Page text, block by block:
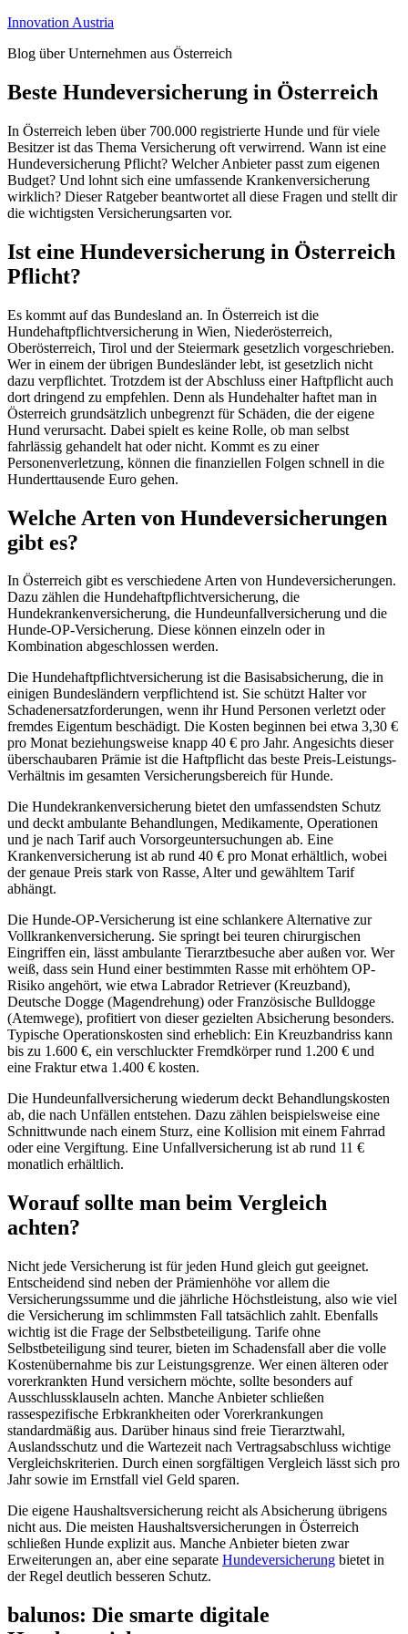
Zum
springen
Innovation Austria
Blog über Unternehmen aus Österreich
Beste Hundeversicherung in Österreich
In Österreich leben über 700.000 registrierte Hunde und für viele
Besitzer ist das Thema Versicherung oft verwirrend. Wann ist eine
Hundeversicherung Pflicht? Welcher Anbieter passt zum eigenen
Budget? Und lohnt sich eine umfassende Krankenversicherung
wirklich? Dieser Ratgeber beantwortet all diese Fragen und stellt dir
die wichtigsten Versicherungsarten vor.
Ist eine Hundeversicherung in Österreich
Pflicht?
Es kommt auf das Bundesland an. In Österreich ist die
Hundehaftpflichtversicherung in Wien, Niederösterreich,
Oberösterreich, Tirol und der Steiermark gesetzlich vorgeschrieben.
Wer in einem der übrigen Bundesländer lebt, ist gesetzlich nicht
dazu verpflichtet. Trotzdem ist der Abschluss einer Haftpflicht auch
dort dringend zu empfehlen. Denn als Hundehalter haftet man in
Österreich grundsätzlich unbegrenzt für Schäden, die der eigene
Hund verursacht. Dabei spielt es keine Rolle, ob man selbst
fahrlässig gehandelt hat oder nicht. Kommt es zu einer
Personenverletzung, können die finanziellen Folgen schnell in die
Hunderttausende Euro gehen.
Welche Arten von Hundeversicherungen
gibt es?
In Österreich gibt es verschiedene Arten von Hundeversicherungen.
Dazu zählen die Hundehaftpflichtversicherung, die
Hundekrankenversicherung, die Hundeunfallversicherung und die
Hunde-OP-Versicherung. Diese können einzeln oder in
Kombination abgeschlossen werden.
Die Hundehaftpflichtversicherung ist die Basisabsicherung, die in
einigen Bundesländern verpflichtend ist. Sie schützt Halter vor
Schadenersatzforderungen, wenn ihr Hund Personen verletzt oder
fremdes Eigentum beschädigt. Die Kosten beginnen bei etwa 3,30 €
pro Monat beziehungsweise knapp 40 € pro Jahr. Angesichts dieser
überschaubaren Prämie ist die Haftpflicht das beste Preis-Leistungs-
Verhältnis im gesamten Versicherungsbereich für Hunde.
Die Hundekrankenversicherung bietet den umfassendsten Schutz
und deckt ambulante Behandlungen, Medikamente, Operationen
und je nach Tarif auch Vorsorgeuntersuchungen ab. Eine
Krankenversicherung ist ab rund 40 € pro Monat erhältlich, wobei
der genaue Preis stark von Rasse, Alter und gewähltem Tarif
abhängt.
Die Hunde-OP-Versicherung ist eine schlankere Alternative zur
Vollkrankenversicherung. Sie springt bei teuren chirurgischen
Eingriffen ein, lässt ambulante Tierarztbesuche aber außen vor. Wer
weiß, dass sein Hund einer bestimmten Rasse mit erhöhtem OP-
Risiko angehört, wie etwa Labrador Retriever (Kreuzband),
Deutsche Dogge (Magendrehung) oder Französische Bulldogge
(Atemwege), profitiert von dieser gezielten Absicherung besonders.
Typische Operationskosten sind erheblich: Ein Kreuzbandriss kann
bis zu 1.600 €, ein verschluckter Fremdkörper rund 1.200 € und
eine Fraktur etwa 1.400 € kosten.
Die Hundeunfallversicherung wiederum deckt Behandlungskosten
ab, die nach Unfällen entstehen. Dazu zählen beispielsweise eine
Schnittwunde nach einem Sturz, eine Kollision mit einem Fahrrad
oder eine Vergiftung. Eine Unfallversicherung ist ab rund 11 €
monatlich erhältlich.
Worauf sollte man beim Vergleich
achten?
Nicht jede Versicherung ist für jeden Hund gleich gut geeignet.
Entscheidend sind neben der Prämienhöhe vor allem die
Versicherungssumme und die jährliche Höchstleistung, also wie viel
die Versicherung im schlimmsten Fall tatsächlich zahlt. Ebenfalls
wichtig ist die Frage der Selbstbeteiligung. Tarife ohne
Selbstbeteiligung sind teurer, bieten im Schadensfall aber die volle
Kostenübernahme bis zur Leistungsgrenze. Wer einen älteren oder
vorerkrankten Hund versichern möchte, sollte besonders auf
Ausschlussklauseln achten. Manche Anbieter schließen
rassespezifische Erbkrankheiten oder Vorerkrankungen
standardmäßig aus. Darüber hinaus sind freie Tierarztwahl,
Auslandsschutz und die Wartezeit nach Vertragsabschluss wichtige
Vergleichskriterien. Durch einen sorgfältigen Vergleich lässt sich pro
Jahr sowie im Ernstfall viel Geld sparen.
Die eigene Haushaltsversicherung reicht als Absicherung übrigens
nicht aus. Die meisten Haushaltsversicherungen in Österreich
schließen Hunde explizit aus. Manche Anbieter bieten zwar
Erweiterungen an, aber eine separate Hundeversicherung bietet in
der Regel deutlich besseren Schutz.
balunos: Die smarte digitale